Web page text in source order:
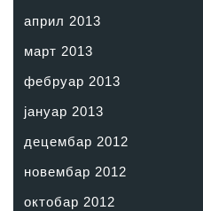
април 2013
март 2013
фебруар 2013
јануар 2013
децембар 2012
новембар 2012
октобар 2012